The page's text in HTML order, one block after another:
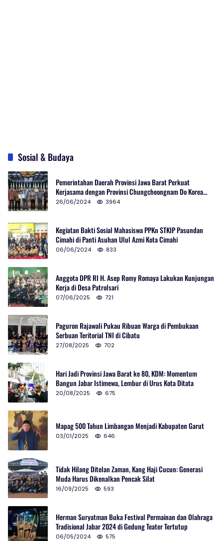
Sosial & Budaya
Pemerintahan Daerah Provinsi Jawa Barat Perkuat
Kerjasama dengan Provinsi Chungcheongnam Do Korea
Selatan
26/06/2024 3964
Kegiatan Bakti Sosial Mahasiswa PPKn STKIP Pasundan
Cimahi di Panti Asuhan Ulul Azmi Kota Cimahi
06/06/2024 833
Anggota DPR RI H. Asep Romy Romaya Lakukan Kunjungan
Kerja di Desa Patrolsari
07/06/2025 721
Paguron Rajawali Pukau Ribuan Warga di Pembukaan
Serbuan Teritorial TNI di Cibatu
27/08/2025 702
Hari Jadi Provinsi Jawa Barat ke 80, KDM: Momentum
Bangun Jabar Istimewa, Lembur di Urus Kota Ditata
20/08/2025 675
Mapag 500 Tahun Limbangan Menjadi Kabupaten Garut
03/01/2025 646
Tidak Hilang Ditelan Zaman, Kang Haji Cucun: Generasi
Muda Harus Dikenalkan Pencak Silat
16/09/2025 593
Herman Suryatman Buka Festival Permainan dan Olahraga
Tradisional Jabar 2024 di Gedung Teater Tertutup
06/05/2024 575